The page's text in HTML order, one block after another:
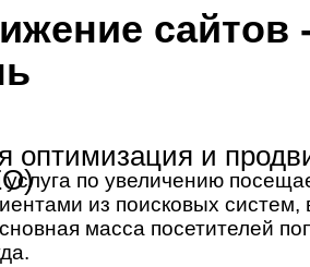
сайтов
оптимизация и
услуга по увеличению
из поисковых систем,
масса посетителей